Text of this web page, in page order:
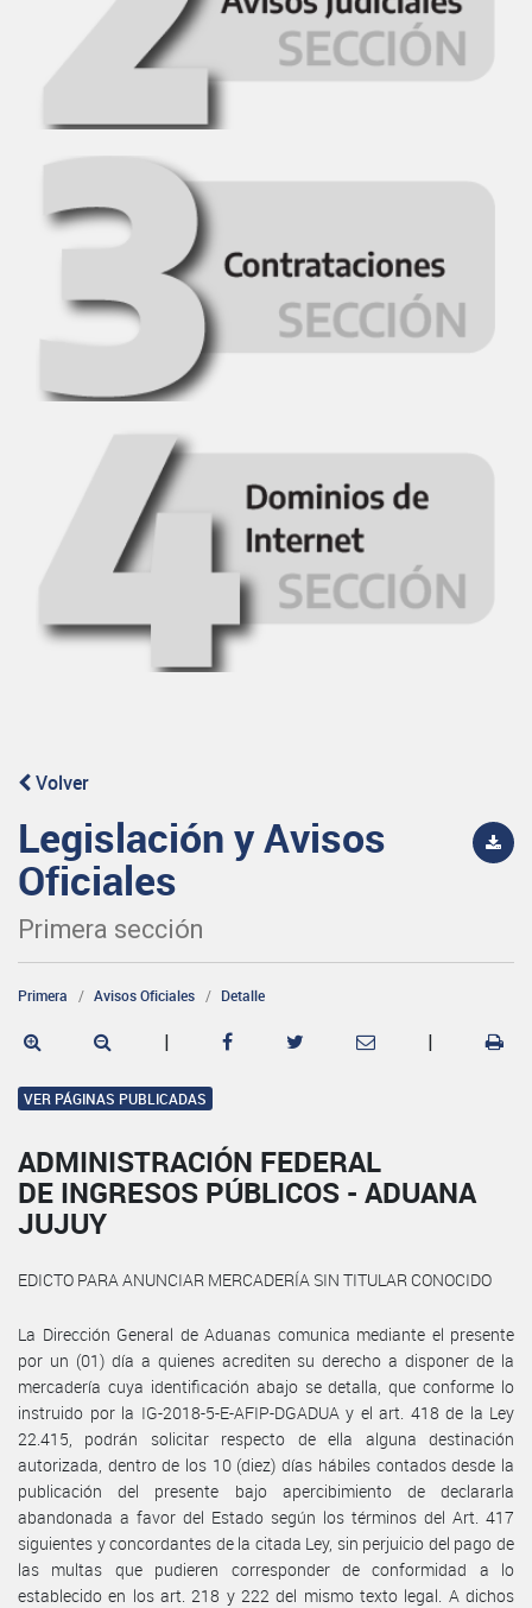
Volver
Legislación y Avisos
Oficiales
Primera sección
Primera Avisos Oficiales Detalle
| |
VER PÁGINAS PUBLICADAS
ADMINISTRACIÓN FEDERAL
DE INGRESOS PÚBLICOS - ADUANA
JUJUY
EDICTO PARA ANUNCIAR MERCADERÍA SIN TITULAR CONOCIDO
La Dirección General de Aduanas comunica mediante el presente
por un (01) día a quienes acrediten su derecho a disponer de la
mercadería cuya identificación abajo se detalla, que conforme lo
instruido por la IG-2018-5-E-AFIP-DGADUA y el art. 418 de la Ley
22.415, podrán solicitar respecto de ella alguna destinación
autorizada, dentro de los 10 (diez) días hábiles contados desde la
publicación del presente bajo apercibimiento de declararla
abandonada a favor del Estado según los términos del Art. 417
siguientes y concordantes de la citada Ley, sin perjuicio del pago de
las multas que pudieren corresponder de conformidad a lo
establecido en los art. 218 y 222 del mismo texto legal. A dichos